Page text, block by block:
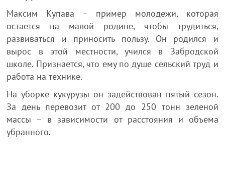
Максим Купава – пример молодежи, которая
остается на малой родине, чтобы трудиться,
развиваться и приносить пользу. Он родился и
вырос в этой местности, учился в Забродской
школе. Признается, что ему по душе сельский труд и
работа на технике.
На уборке кукурузы он задействован пятый сезон.
За день перевозит от 200 до 250 тонн зеленой
массы – в зависимости от расстояния и объема
убранного.